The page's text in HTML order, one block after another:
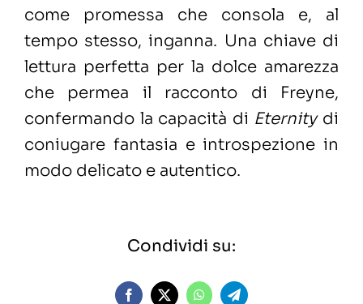
come promessa che consola e, al
tempo stesso, inganna. Una chiave di
lettura perfetta per la dolce amarezza
che permea il racconto di Freyne,
confermando la capacità di Eternitydi
coniugare fantasia e introspezione in
modo delicato e autentico.
Condividi su: